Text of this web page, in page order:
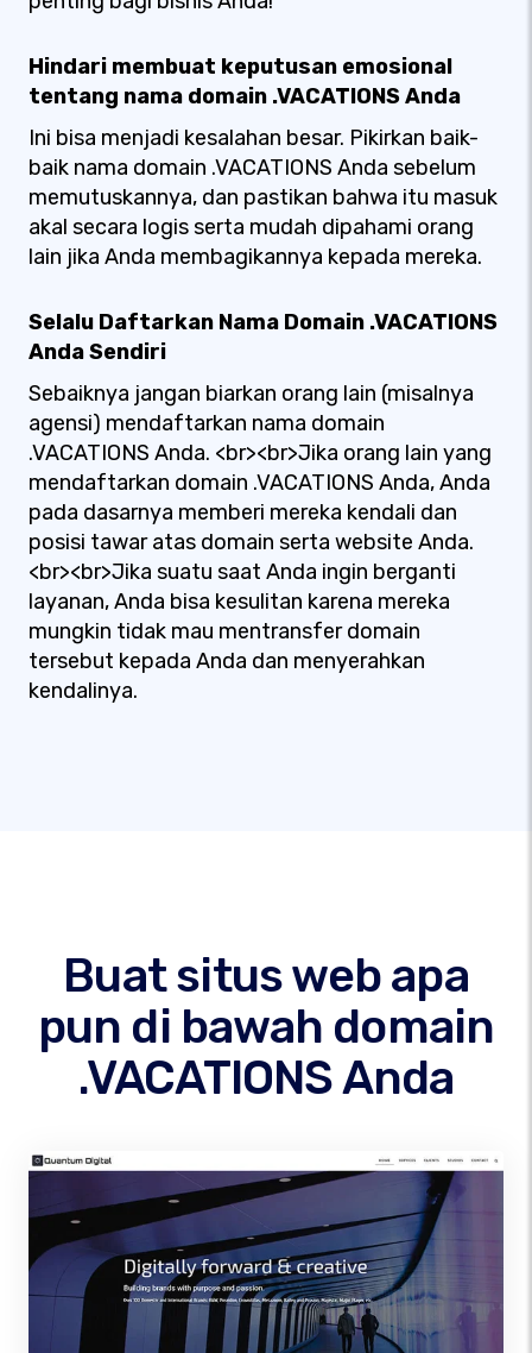
Hindari membuat keputusan emosional
tentang nama domain .VACATIONS Anda
Ini bisa menjadi kesalahan besar. Pikirkan baik-
baik nama domain .VACATIONS Anda sebelum
memutuskannya, dan pastikan bahwa itu masuk
akal secara logis serta mudah dipahami orang
lain jika Anda membagikannya kepada mereka.
Selalu Daftarkan Nama Domain .VACATIONS
Anda Sendiri
Sebaiknya jangan biarkan orang lain (misalnya
agensi) mendaftarkan nama domain
.VACATIONS Anda. <br><br>Jika orang lain yang
mendaftarkan domain .VACATIONS Anda, Anda
pada dasarnya memberi mereka kendali dan
posisi tawar atas domain serta website Anda.
<br><br>Jika suatu saat Anda ingin berganti
layanan, Anda bisa kesulitan karena mereka
mungkin tidak mau mentransfer domain
tersebut kepada Anda dan menyerahkan
kendalinya.
Buat situs web apa
pun di bawah domain
.VACATIONS Anda